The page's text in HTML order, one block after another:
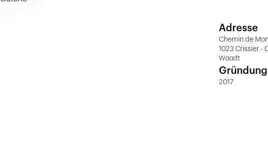
Adresse
Chemin de
1023 Crissier -
Waadt
Gründung
2017